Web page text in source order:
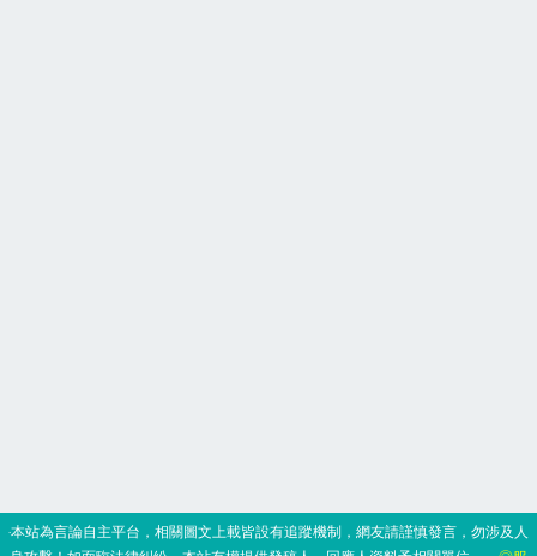
‧本站為言論自主平台，相關圖文上載皆設有追蹤機制，網友請謹慎發言，勿涉及人